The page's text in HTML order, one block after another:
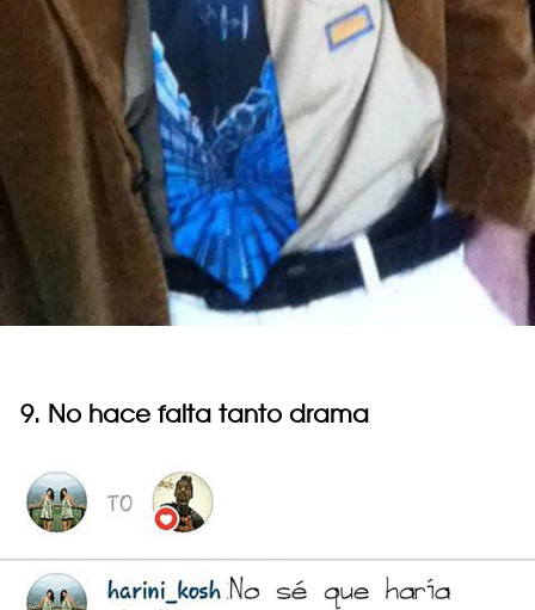
9. No hace falta tanto drama